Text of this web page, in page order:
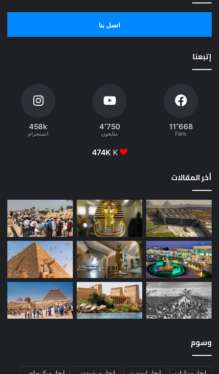
اتصل بنا
إتبعنا
11٬668
Fans
4٬750
متابعون
458k
انستجرام
474K K
أخر المقالات
وسوم